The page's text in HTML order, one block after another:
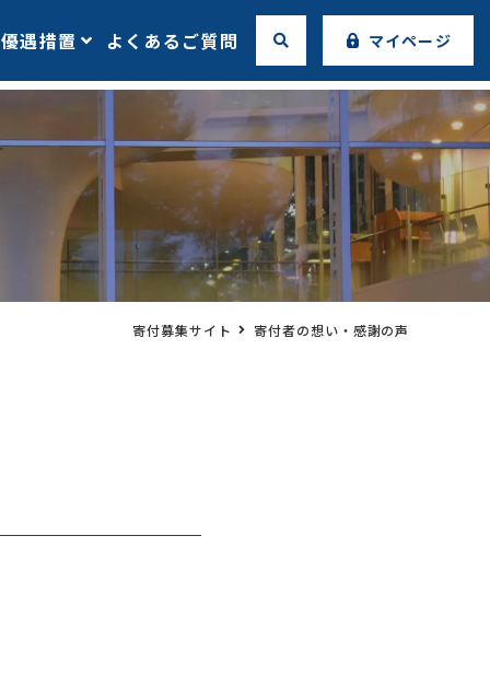
遇措置 よくあるご質問 マイページ
寄付募集サイト 寄付者の想い・感謝の声